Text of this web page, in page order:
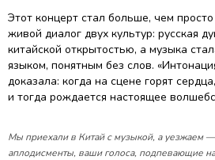
Этот концерт стал больше, чем
живой диалог двух культур: русская
китайской открытостью, а музыка
языком, понятным без слов.
доказала: когда на сцене горят
и тогда рождается настоящее
Мы приехали в Китай с музыкой, а уезжаем
аплодисменты, ваши голоса, подпевающие